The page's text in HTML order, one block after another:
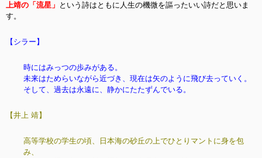
上靖の「流星」 という詩はともに人生の機微を謳ったいい詩だと思いま
す。
【シラー】
時にはみっつの歩みがある。
未来はためらいながら近づき、現在は矢のように飛び去っていく。
そして、過去は永遠に、静かにたたずんでいる。
【井上 靖】
高等学校の学生の頃、日本海の砂丘の上でひとりマントに身を包
み、